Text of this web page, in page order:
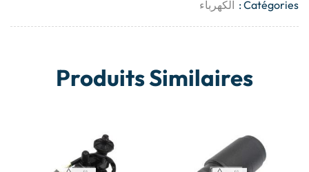
Catégories : الكهرباء
Produits Similaires